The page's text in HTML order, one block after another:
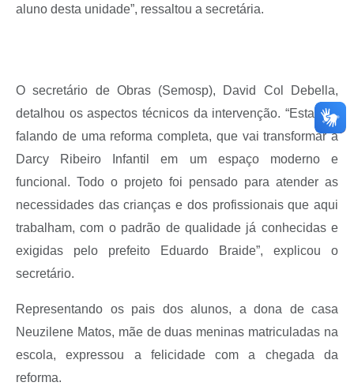
aluno desta unidade”, ressaltou a secretária.
O secretário de Obras (Semosp), David Col Debella,
detalhou os aspectos técnicos da intervenção. “Estamos
falando de uma reforma completa, que vai transformar a
Darcy Ribeiro Infantil em um espaço moderno e
funcional. Todo o projeto foi pensado para atender as
necessidades das crianças e dos profissionais que aqui
trabalham, com o padrão de qualidade já conhecidas e
exigidas pelo prefeito Eduardo Braide”, explicou o
secretário.
Representando os pais dos alunos, a dona de casa
Neuzilene Matos, mãe de duas meninas matriculadas na
escola, expressou a felicidade com a chegada da
reforma.